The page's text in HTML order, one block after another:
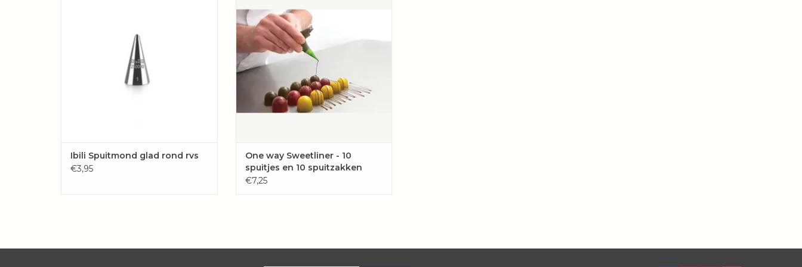
TOEVOEGEN AAN WINKELWAGEN
Ibili Spuitmond glad rond rvs
€3,95
10 spuitzakken, ideaal voor elk
bakavontuur.
TOEVOEGEN AAN WINKELWAGEN
One way Sweetliner - 10
spuitjes en 10 spuitzakken
€7,25